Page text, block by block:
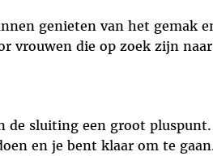
genieten van het gemak
vrouwen die op zoek zijn
sluiting een groot pluspunt.
en je bent klaar om te